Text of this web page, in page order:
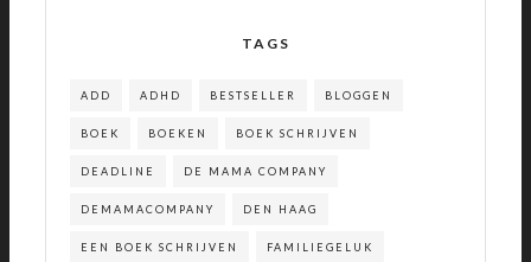
TAGS
ADD ADHD BESTSELLER BLOGGEN
BOEK BOEKEN BOEK SCHRIJVEN
DEADLINE DE MAMA COMPANY
DEMAMACOMPANY DEN HAAG
EEN BOEK SCHRIJVEN FAMILIEGELUK